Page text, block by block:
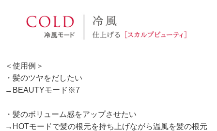
＜使用例＞
・髪のツヤをだしたい
→BEAUTYモード※7
・髪のボリューム感をアップさせたい
→HOTモードで髪の根元を持ち上げながら温風を髪の根元